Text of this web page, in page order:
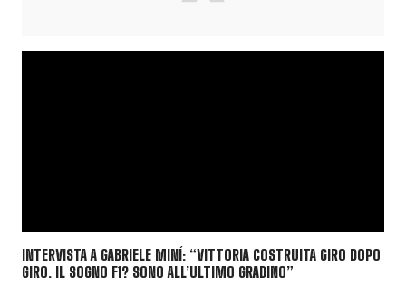
INTERVISTA A GABRIELE MINÍ: “VITTORIA COSTRUITA GIRO DOPO
GIRO. IL SOGNO F1? SONO ALL’ULTIMO GRADINO”